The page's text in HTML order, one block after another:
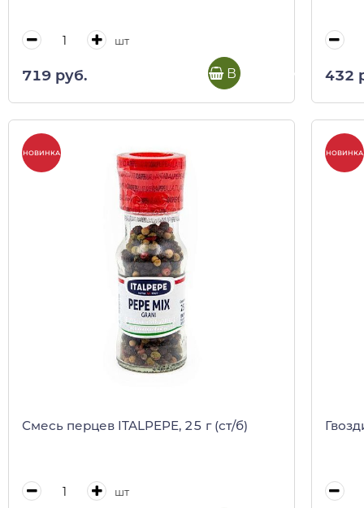
шт
719 руб. В корзину 432
НОВИНКА
Смесь перцев ITALPEPE, 25 г (ст/б)
шт
НОВИНКА